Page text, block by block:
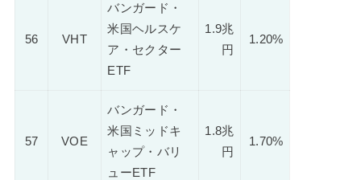
56 VHT
バンガード・
米国ヘルスケ
ア・セクター
ETF
1.9兆
円
1.20%
57 VOE
バンガード・
米国ミッドキ
ャップ・バリ
ューETF
1.8兆
円
1.70%